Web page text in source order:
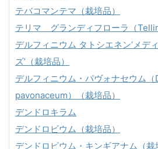
テバコマンテマ（栽培品）
テリマ グランディフローラ（
デルフィニウム タトシエネン‘メデ
ズ’（栽培品）
デルフィニウム・パヴォナセウム
pavonaceum）（栽培品）
デンドロキラム
デンドロビウム（栽培品）
デンドロビウム・キンギアナム（栽